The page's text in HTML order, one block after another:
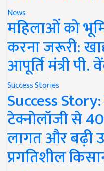
News
महिलाओं को
करना जरूरी:
आपूर्ति मंत्री
Success Stories
Success
टेक्नोलॉजी से
लागत और बढ़ी
प्रगतिशील